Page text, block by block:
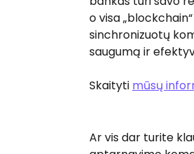
o visa
sinchronizuotų
saugumą ir
Skaityti mūsų
Ar vis dar turite